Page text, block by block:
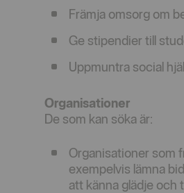
Främja omsorg om
Ge stipendier till
Uppmuntra social
Organisationer
De som kan söka är:
Organisationer som
exempelvis lämna
att känna glädje och